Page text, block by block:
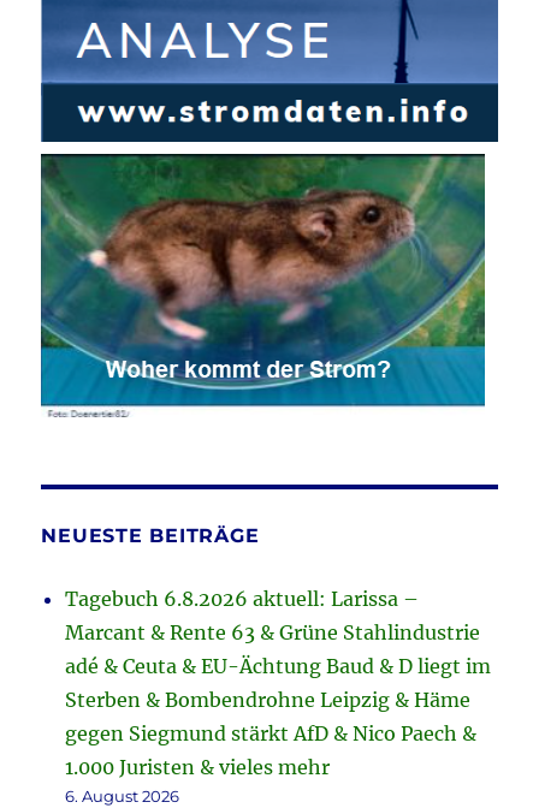
NEUESTE BEITRÄGE
Tagebuch 6.8.2026 aktuell: Larissa –
Marcant & Rente 63 & Grüne Stahlindustrie
adé & Ceuta & EU-Ächtung Baud & D liegt im
Sterben & Bombendrohne Leipzig & Häme
gegen Siegmund stärkt AfD & Nico Paech &
1.000 Juristen & vieles mehr
6. August 2026